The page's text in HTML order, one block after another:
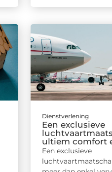
Dienstverlening
Een exclusieve
ultiem comfort
Een exclusieve